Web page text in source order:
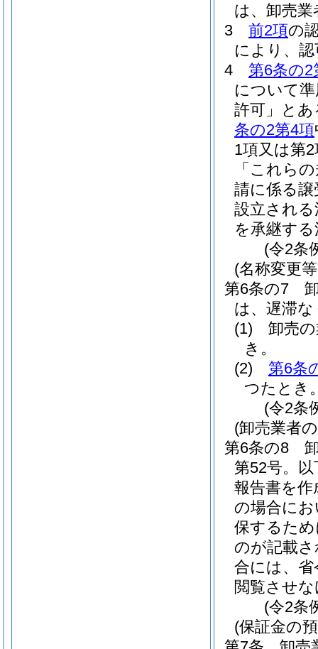
は、卸売
3
前2項の
により、
4
第6条の2
について
許可」と
条の2第4項
1項又は第
「これら
請に係る
設立され
を承継す
(令2条
(名称変更
第6条の7
は、遅滞
(1)
卸売
き。
(2)
第6条
つたとき
(令2条
(卸売業者
第6条の8
第52号。
報告書を
の場合に
保するた
のが記載
合には、
閲覧させ
(令2条
(保証金の